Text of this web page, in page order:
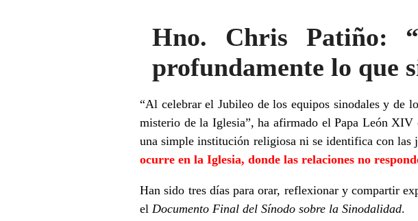
Hno. Chris Patiño:
profundamente lo que
“Al celebrar el Jubileo de los equipos sinodales y de
misterio de la Iglesia”, ha afirmado el Papa León
una simple institución religiosa ni se identifica con
ocurre en la Iglesia, donde las relaciones no
Han sido tres días para orar, reflexionar y compartir
el Documento Final del Sínodo sobre la Sinodalidad.